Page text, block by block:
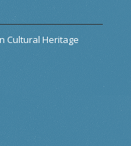
Cultural Heritage